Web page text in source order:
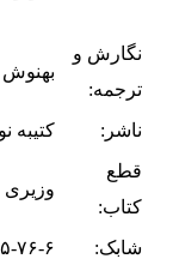
نگارش و
ترجمه:
بهنوش
ناشر:
کتیبه
قطع
کتاب:
وزیری
شابک:
۹۷۸-